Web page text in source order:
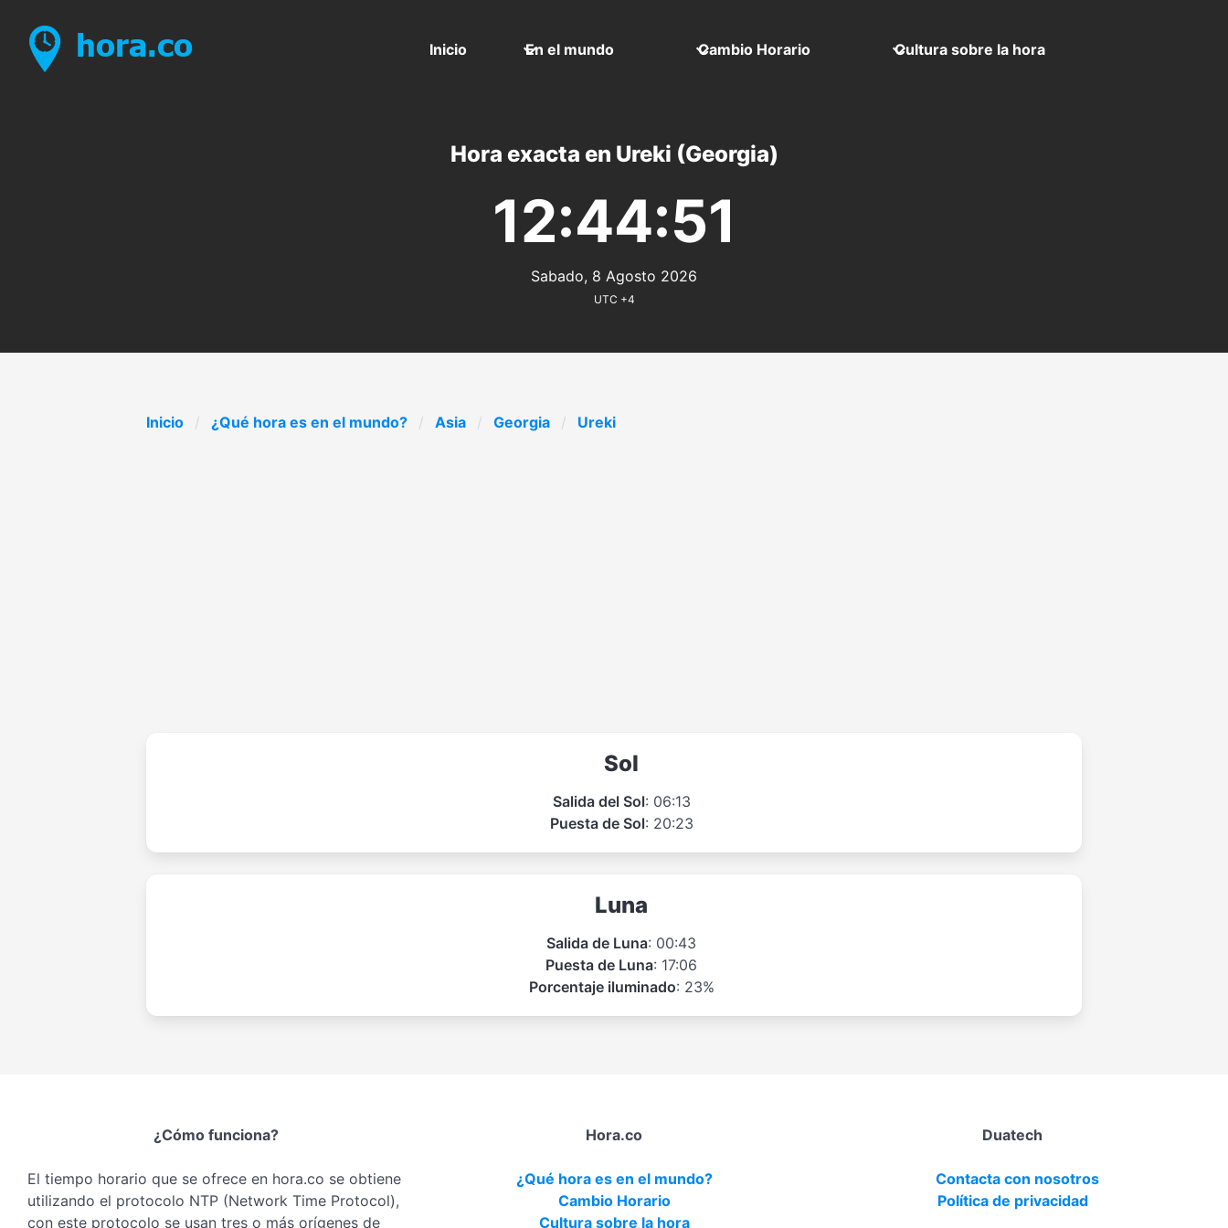
Inicio En el mundo Cambio Horario Cultura sobre la hora
Hora exacta en Ureki (Georgia)
12:44:51
Sabado, 8 Agosto 2026
UTC +4
Inicio ¿Qué hora es en el mundo? Asia Georgia Ureki
Sol
Salida del Sol: 06:13
Puesta de Sol: 20:23
Luna
Salida de Luna: 00:43
Puesta de Luna: 17:06
Porcentaje iluminado: 23%
¿Cómo funciona?
El tiempo horario que se ofrece en hora.co se obtiene
utilizando el protocolo NTP (Network Time Protocol),
con este protocolo se usan tres o más orígenes de
Hora.co
¿Qué hora es en el mundo?
Cambio Horario
Cultura sobre la hora
Duatech
Contacta con nosotros
Política de privacidad